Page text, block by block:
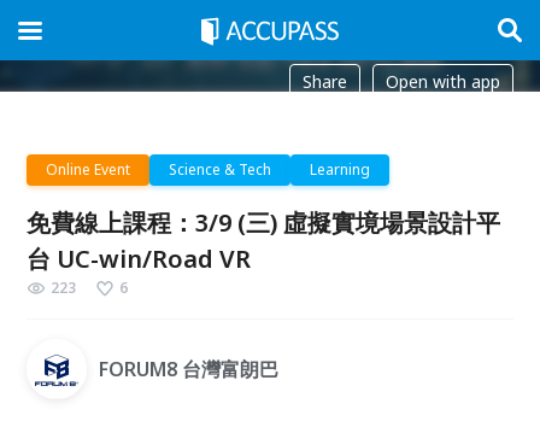
Share Open with app
Online Event Science & Tech Learning
免費線上課程：3/9 (三) 虛擬實境場景設計平
台 UC-win/Road VR
223 6
FORUM8 台灣富朗巴